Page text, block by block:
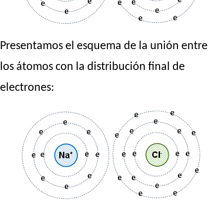
Presentamos el esquema de la unión entre
los átomos con la distribución final de
electrones: